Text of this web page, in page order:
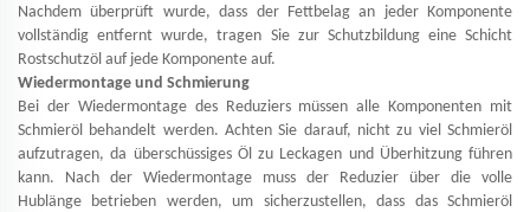
Nachdem überprüft wurde, dass der Fettbelag an jeder Komponente
vollständig entfernt wurde, tragen Sie zur Schutzbildung eine Schicht
Rostschutzöl auf jede Komponente auf.
Wiedermontage und Schmierung
Bei der Wiedermontage des Reduziers müssen alle Komponenten mit
Schmieröl behandelt werden. Achten Sie darauf, nicht zu viel Schmieröl
aufzutragen, da überschüssiges Öl zu Leckagen und Überhitzung führen
kann. Nach der Wiedermontage muss der Reduzier über die volle
Hublänge betrieben werden, um sicherzustellen, dass das Schmieröl